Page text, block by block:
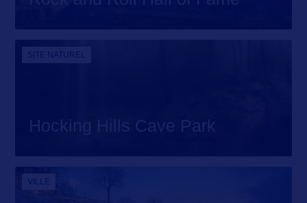
SITE NATUREL
Hocking Hills Cave Park
VILLE